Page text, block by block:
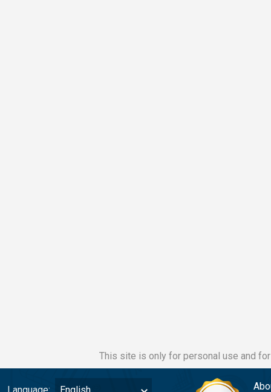
This site is only for personal use and